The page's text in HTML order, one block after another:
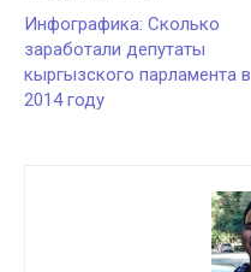
Инфографика: Сколько
заработали депутаты
кыргызского парламента в
2014 году